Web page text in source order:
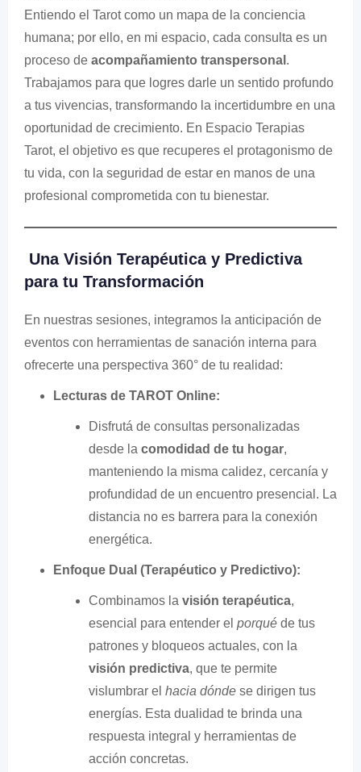
Entiendo el Tarot como un mapa de la conciencia
humana; por ello, en mi espacio, cada consulta es un
proceso de acompañamiento transpersonal .
Trabajamos para que logres darle un sentido profundo
a tus vivencias, transformando la incertidumbre en una
oportunidad de crecimiento. En Espacio Terapias
Tarot, el objetivo es que recuperes el protagonismo de
tu vida, con la seguridad de estar en manos de una
profesional comprometida con tu bienestar.
Una Visión Terapéutica y Predictiva
para tu Transformación
En nuestras sesiones, integramos la anticipación de
eventos con herramientas de sanación interna para
ofrecerte una perspectiva 360° de tu realidad:
Lecturas de TAROT Online:
Disfrutá de consultas personalizadas
desde la comodidad de tu hogar,
manteniendo la misma calidez, cercanía y
profundidad de un encuentro presencial. La
distancia no es barrera para la conexión
energética.
Enfoque Dual (Terapéutico y Predictivo):
Combinamos la visión terapéutica,
esencial para entender el porqué de tus
patrones y bloqueos actuales, con la
visión predictiva, que te permite
vislumbrar el hacia dónde se dirigen tus
energías. Esta dualidad te brinda una
respuesta integral y herramientas de
acción concretas.